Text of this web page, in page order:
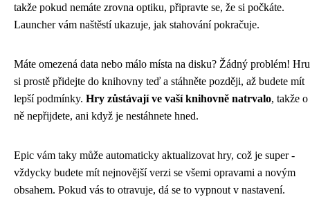
takže pokud nemáte zrovna optiku, připravte se, že si počkáte.
Launcher vám naštěstí ukazuje, jak stahování pokračuje.
Máte omezená data nebo málo místa na disku? Žádný problém! Hru
si prostě přidejte do knihovny teď a stáhněte později, až budete mít
lepší podmínky. Hry zůstávají ve vaší knihovně natrvalo, takže o
ně nepřijdete, ani když je nestáhnete hned.
Epic vám taky může automaticky aktualizovat hry, což je super -
vždycky budete mít nejnovější verzi se všemi opravami a novým
obsahem. Pokud vás to otravuje, dá se to vypnout v nastavení.